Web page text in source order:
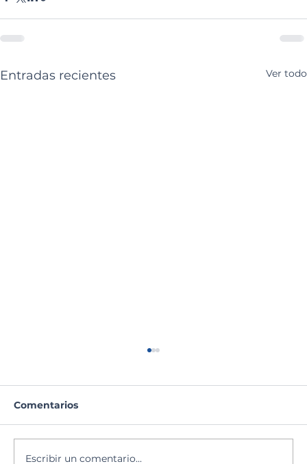
Entradas recientes Ver todo
Comentarios
Escribir un comentario...